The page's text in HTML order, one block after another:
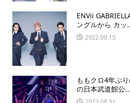
ENVii
ングルから カッ
2022.09.15
ももクロ4年ぶ
の日本武道館公...